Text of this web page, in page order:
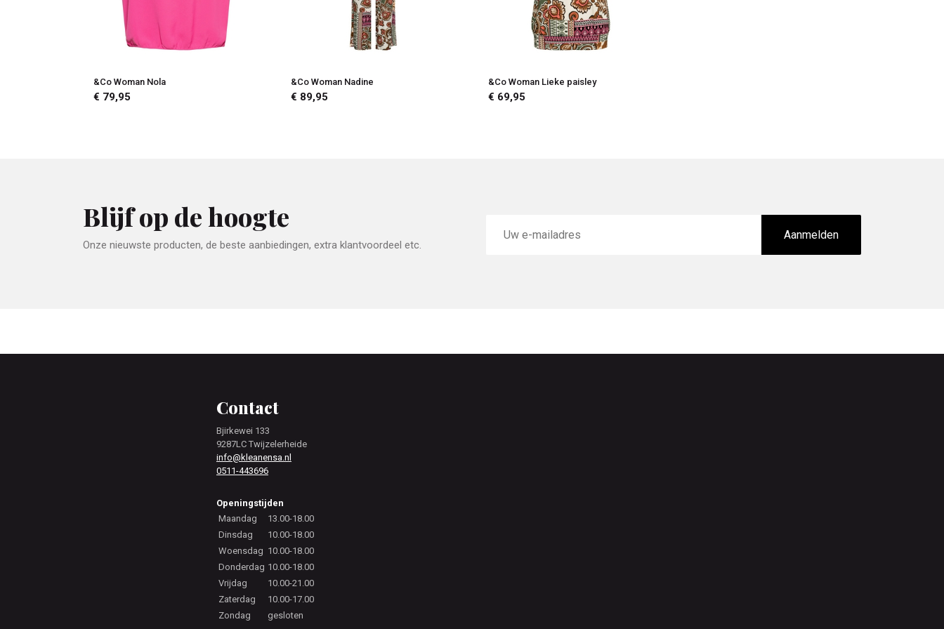
&Co Woman Nola
€ 79,95
&Co Woman Nadine
€ 89,95
&Co Woman Lieke paisley
€ 69,95
Blijf op de hoogte
Onze nieuwste producten, de beste aanbiedingen, extra klantvoordeel etc.
mailadres
Aanmelden
Contact
Bjirkewei 133
9287LC Twijzelerheide
info@kleanensa.nl
0511-443696
Openingstijden
Maandag
13.00-18.00
Dinsdag
10.00-18.00
Woensdag 10.00-18.00
Donderdag 10.00-18.00
Vrijdag
10.00-21.00
Zaterdag
10.00-17.00
Zondag
gesloten